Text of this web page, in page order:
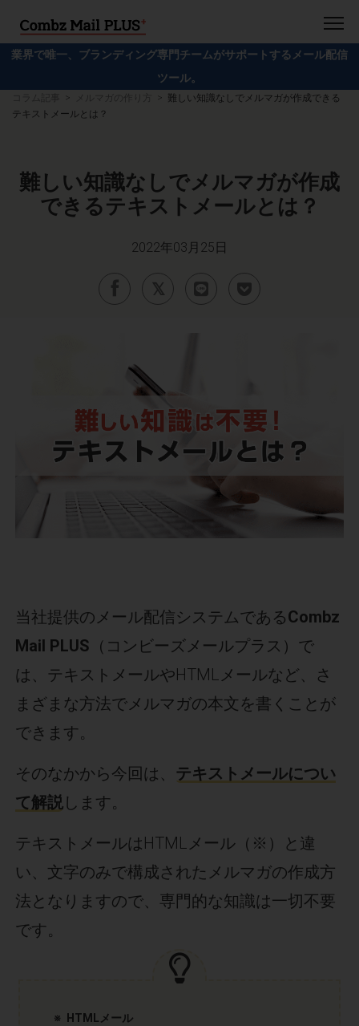
業界で唯一、ブランディング専門チームがサポートするメール配信
ツール。
難しい知識なしでメルマガが作成できる
テキストメールとは？
難しい知識なしでメルマガが作成
できるテキストメールとは？
2022年03月25日
当社提供のメール配信システムであるCombz
Mail PLUS （コンビーズメールプラス）で
は、テキストメールやHTMLメールなど、さ
まざまな方法でメルマガの本文を書くことが
できます。
そのなかから今回は、 テキストメールについ
て解説します。
テキストメールはHTMLメール（※）と違
い、文字のみで構成されたメルマガの作成方
法となりますので、専門的な知識は一切不要
です。
※ HTMLメール